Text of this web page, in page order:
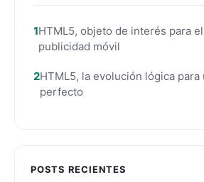
HTML5, objeto de interés para
publicidad móvil
HTML5, la evolución lógica
perfecto
POSTS RECIENTES